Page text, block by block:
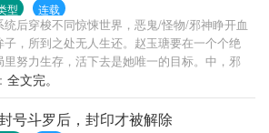
型 连载
统后穿梭不同惊悚世界，恶鬼/怪物/邪神睁开血
子，所到之处无人生还。赵玉瑭要在一个个绝
里努力生存，活下去是她唯一的目标。中，邪
伸手将她拉入深井。“我允许你做我的侍者，
远追随我，依赖我，接受我的庇佑。...
全文完。
号斗罗后，封印才被解除